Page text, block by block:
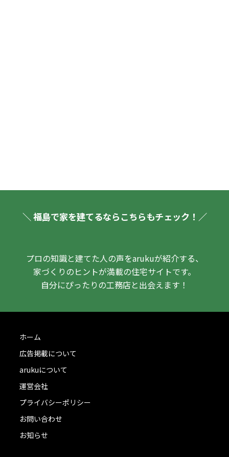
＼ 福島で家を建てるならこちらもチェック！／
プロの知識と建てた人の声をarukuが紹介する、
家づくりのヒントが満載の住宅サイトです。
自分にぴったりの工務店と出会えます！
ホーム
広告掲載について
arukuについて
運営会社
プライバシーポリシー
お問い合わせ
お知らせ